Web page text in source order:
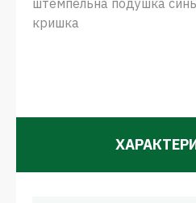
штемпельна подушка
кришка